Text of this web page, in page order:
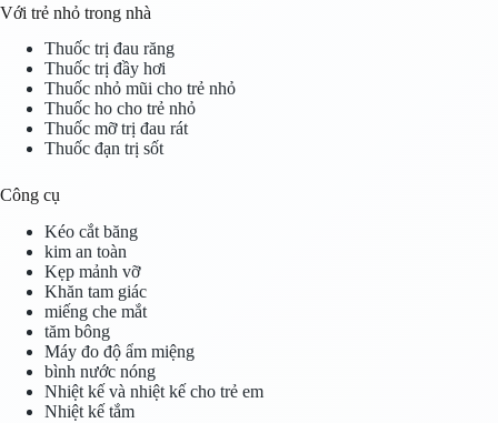
Với trẻ nhỏ trong nhà
Thuốc trị đau răng
Thuốc trị đầy hơi
Thuốc nhỏ mũi cho trẻ nhỏ
Thuốc ho cho trẻ nhỏ
Thuốc mỡ trị đau rát
Thuốc đạn trị sốt
Công cụ
Kéo cắt băng
kim an toàn
Kẹp mảnh vỡ
Khăn tam giác
miếng che mắt
tăm bông
Máy đo độ ẩm miệng
bình nước nóng
Nhiệt kế và nhiệt kế cho trẻ em
Nhiệt kế tắm